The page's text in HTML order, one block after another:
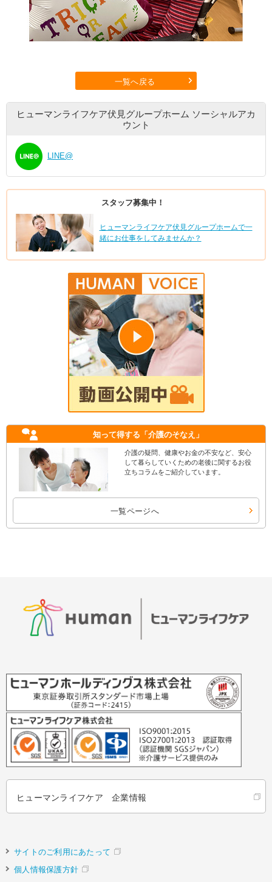
一覧へ戻る
ヒューマンライフケア伏見グループホーム ソーシャルアカ
ウント
LINE@
スタッフ募集中！
ヒューマンライフケア伏見グループホームで一
緒にお仕事をしてみませんか？
知って得する 「介護のそなえ」
介護の疑問、健康やお金の不安など、安心
して暮らしていくための老後に関するお役
立ちコラムをご紹介しています。
一覧ページへ
ヒューマンライフケア 企業情報
サイトのご利用にあたって
個人情報保護方針